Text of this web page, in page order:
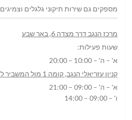
מספקים גם שירות תיקוני גלגלים וצמיגים
מרכז הנגב דרך מצדה 6, באר שבע
שעות פעילות:
א' – ה' – 10:00 – 20:00
קניון עזריאלי הנגב, קומה 1 מול המשביר לצרכן
א' – ה' – 09:00 – 21:00
ו' – 09:00 – 14:00